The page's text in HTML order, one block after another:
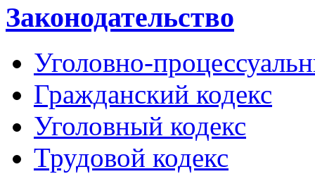
Законодательство
Уголовно-
Гражданский кодекс
Уголовный кодекс
Трудовой кодекс